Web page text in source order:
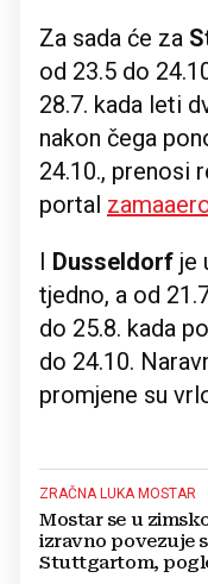
Za sada će za
od 23.5 do
28.7. kada leti
nakon čega
24.10., prenosi
portal
I Dusseldorf je
tjedno, a od
do 25.8. kada
do 24.10.
promjene su
ZRAČNA LUKA MOSTAR
Mostar se u
izravno povezuje
Stuttgartom,